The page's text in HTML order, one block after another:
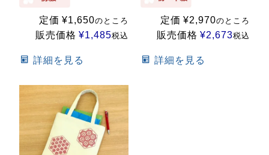
定価 ¥1,650のところ
販売価格 ¥1,485税込
詳細を見る
定価 ¥2,970のところ
販売価格 ¥2,673税込
詳細を見る